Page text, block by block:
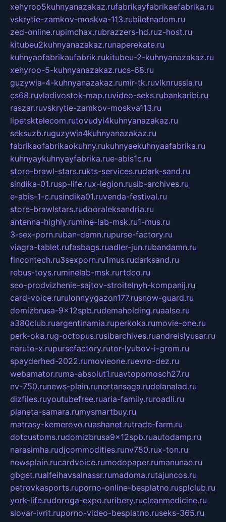
xehyroo5kuhnyanazakaz.rufabrikayfabrikaefabrika.ru
vskrytie-zamkov-moskva-113.rubiletnadom.ru
zed-online.rupimchax.rubrazzers-hd.ruz-host.ru
kitubeu2kuhnyanazakaz.runaperekate.ru
kuhnyaofabrikaufabrik.rukitubeu-2-kuhnyanazakaz.ru
xehyroo-5-kuhnyanazakaz.rucs-68.ru
guzywia-4-kuhnyanazakaz.rumir-tk.ruvlknrussia.ru
cs68.ruvladivostok-map.ruvideo-seks.rubankaribi.ru
raszar.ruvskrytie-zamkov-moskva113.ru
lipetsktelecom.rutovudyi4kuhnyanazakaz.ru
seksuzb.ruguzywia4kuhnyanazakaz.ru
fabrikaofabrikaokuhny.rukuhnyaekuhnyaafabrika.ru
kuhnyaykuhnyayfabrika.rue-abis1c.ru
store-brawl-stars.rukts-services.rudark-sand.ru
sindika-01.rusp-life.rux-legion.rusib-archives.ru
e-abis-1-c.rusindika01.ruvenda-festival.ru
store-brawlstars.rudooraleksandria.ru
antenna-highly.rumine-lab-msk.ru1-mus.ru
3-sex-porn.ruban-damn.rupurse-factory.ru
viagra-tablet.rufasbags.ruadler-jun.rubandamn.ru
fincontech.ru3sexporn.ru1mus.rudarksand.ru
rebus-toys.ruminelab-msk.rurtdco.ru
seo-prodvizhenie-sajtov-stroitelnyh-kompanij.ru
card-voice.rurulonnyygazon177.rusnow-guard.ru
domizbrusa-9x12spb.rudemaholding.ruaalse.ru
a380club.ruargentinamia.ruperkoka.rumovie-one.ru
perk-oka.rug-octopus.rusibarchives.ruandreislyusar.ru
naruto-x.rupursefactory.rutor-lyubov-i-grom.ru
spayderhed-2022.rumovieone.ruevro-dez.ru
webamator.ruma-absolut1.ruavtopomosch27.ru
nv-750.runews-plain.runertansaga.rudelanalad.ru
dizfiles.ruyoutubefree.ruaria-family.ruroadli.ru
planeta-samara.rumysmartbuy.ru
matrasy-kemerovo.ruashanet.rutrade-farm.ru
dotcustoms.rudomizbrusa9x12spb.ruautodamp.ru
narasimha.rudjcommodities.runv750.rux-ton.ru
newsplain.rucardvoice.rumodopaper.rumanunae.ru
gbget.rualfeihavsalnassr.rumadoma.rutajuncos.ru
petrovkasports.ruporno-online-besplatno.rusplclub.ru
york-life.rudoroga-expo.ruribery.rucleanmedicine.ru
slovar-ivrit.ruporno-video-besplatno.ruseks-365.ru